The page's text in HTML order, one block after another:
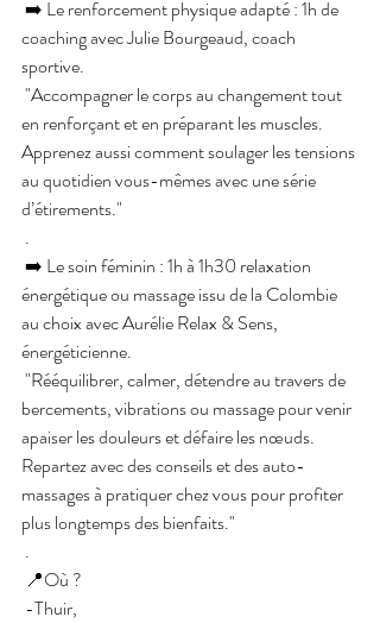
coaching avec Julie Bourgeaud, coach
sportive.
en renforçant et en préparant les muscles.
Apprenez aussi comment soulager les tensions
au quotidien vous-mêmes avec une série
d’étirements."
.
énergétique ou massage issu de la Colombie
au choix avec Aurélie Relax & Sens,
énergéticienne.
bercements, vibrations ou massage pour venir
apaiser les douleurs et défaire les nœuds.
Repartez avec des conseils et des auto-
massages à pratiquer chez vous pour profiter
plus longtemps des bienfaits."
.
📍Où ?
-Thuir,